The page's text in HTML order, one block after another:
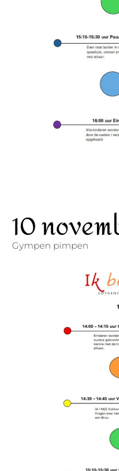
10
Gympen pimpen